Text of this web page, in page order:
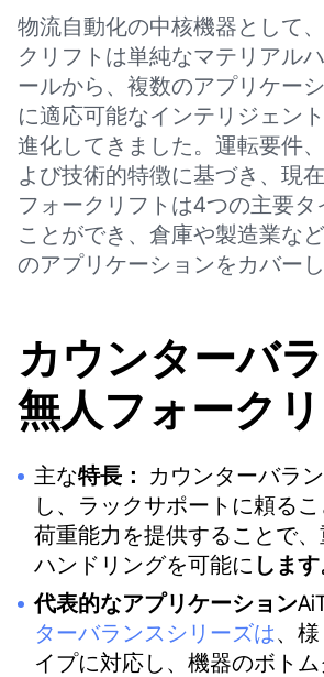
物流自動化の中核機器として
クリフトは単純なマテリアル
ールから、複数のアプリケー
に適応可能なインテリジェン
進化してきました。運転要件
よび技術的特徴に基づき、現
フォークリフトは4つの主要タ
ことができ、倉庫や製造業な
のアプリケーションをカバーし
カウンターバ
無人フォーク
主な特長： カウンターバラ
し、ラックサポートに頼る
荷重能力を提供することで
ハンドリングを可能に します
代表的なアプリケーション
ターバランスシリーズは、
イプに対応し、機器のボト